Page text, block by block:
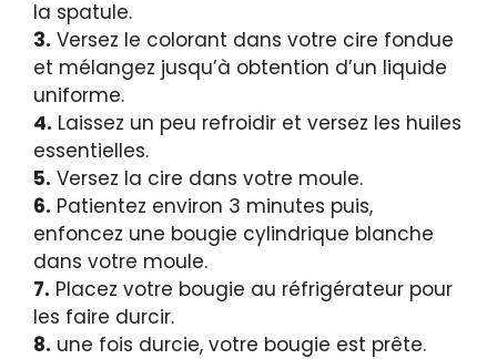
la spatule.
3. Versez le colorant dans votre cire fondue
et mélangez jusqu’à obtention d’un liquide
uniforme.
4. Laissez un peu refroidir et versez les huiles
essentielles.
5. Versez la cire dans votre moule.
6. Patientez environ 3 minutes puis,
enfoncez une bougie cylindrique blanche
dans votre moule.
7. Placez votre bougie au réfrigérateur pour
les faire durcir.
8. une fois durcie, votre bougie est prête.